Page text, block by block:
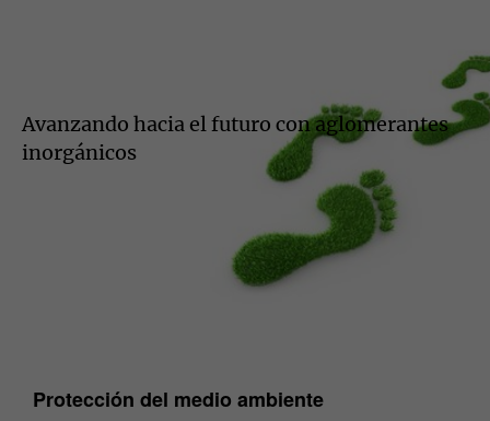
Avanzando hacia el futuro con aglomerantes
inorgánicos
Protección del medio ambiente